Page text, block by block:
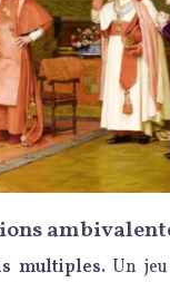
multiples. Un